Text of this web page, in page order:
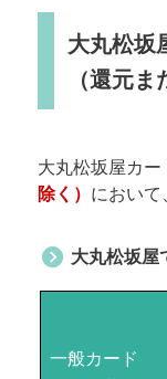
大丸松坂
（還元
大丸松坂屋カ
除く） において
大丸松坂屋
一般カード